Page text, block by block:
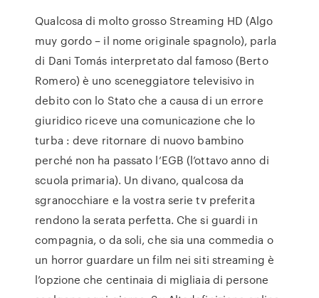
Qualcosa di molto grosso Streaming HD (Algo
muy gordo – il nome originale spagnolo), parla
di Dani Tomás interpretato dal famoso (Berto
Romero) è uno sceneggiatore televisivo in
debito con lo Stato che a causa di un errore
giuridico riceve una comunicazione che lo
turba : deve ritornare di nuovo bambino
perché non ha passato l’EGB (l’ottavo anno di
scuola primaria). Un divano, qualcosa da
sgranocchiare e la vostra serie tv preferita
rendono la serata perfetta. Che si guardi in
compagnia, o da soli, che sia una commedia o
un horror guardare un film nei siti streaming è
l’opzione che centinaia di migliaia di persone